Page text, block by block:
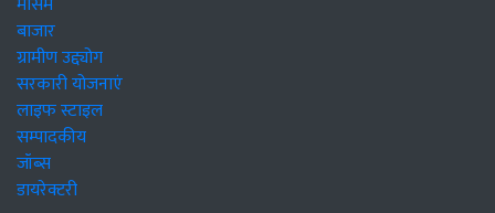
बाजार
ग्रामीण उद्द्योग
सरकारी योजनाएं
लाइफ स्टाइल
सम्पादकीय
जॉब्स
डायरेक्टरी